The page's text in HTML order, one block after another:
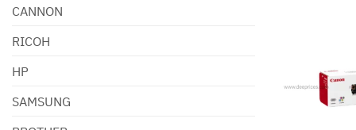
CANNON
RICOH
HP
SAMSUNG